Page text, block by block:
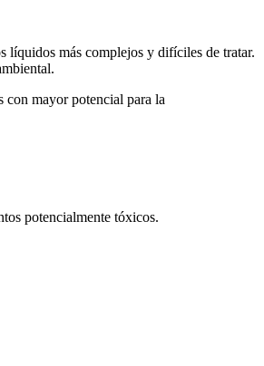
líquidos más complejos y difíciles de tratar.
con mayor potencial para la
potencialmente tóxicos.